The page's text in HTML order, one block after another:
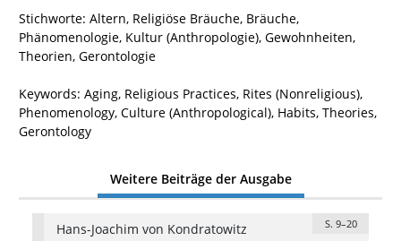
Stichworte: Altern, Religiöse Bräuche, Bräuche,
Phänomenologie, Kultur (Anthropologie), Gewohnheiten,
Theorien, Gerontologie
Keywords: Aging, Religious Practices, Rites (Nonreligious),
Phenomenology, Culture (Anthropological), Habits, Theories,
Gerontology
Weitere Beiträge der Ausgabe
Hans-Joachim von Kondratowitz S. 9–20